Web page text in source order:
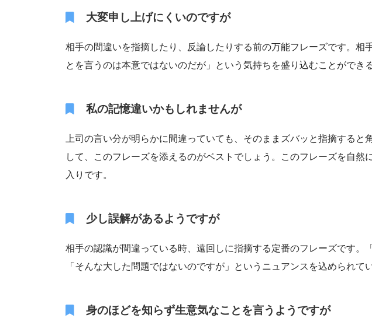
大変申し上げにくいのですが
相手の間違いを指摘したり、反論したりする前の万能フレーズです。相
とを言うのは本意ではないのだが」という気持ちを盛り込むことができ
私の記憶違いかもしれませんが
上司の言い分が明らかに間違っていても、そのままズバッと指摘すると
して、このフレーズを添えるのがベストでしょう。このフレーズを自然
入りです。
少し誤解があるようですが
相手の認識が間違っている時、遠回しに指摘する定番のフレーズです。
「そんな大した問題ではないのですが」というニュアンスを込められて
身のほどを知らず生意気なことを言うようですが